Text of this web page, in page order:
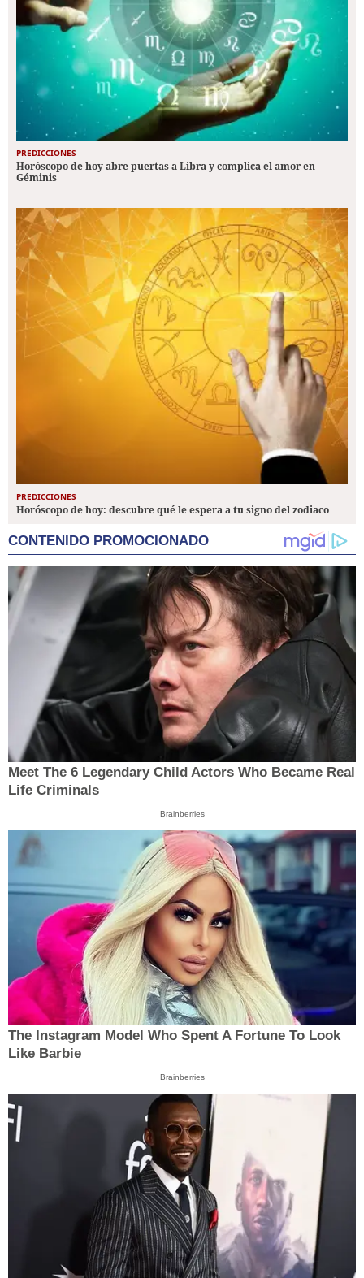
PREDICCIONES
Horóscopo de hoy abre puertas a Libra y complica el amor en
Géminis
PREDICCIONES
Horóscopo de hoy: descubre qué le espera a tu signo del zodiaco
CONTENIDO PROMOCIONADO
Meet The 6 Legendary Child Actors Who Became Real
Life Criminals
Brainberries
The Instagram Model Who Spent A Fortune To Look
Like Barbie
Brainberries